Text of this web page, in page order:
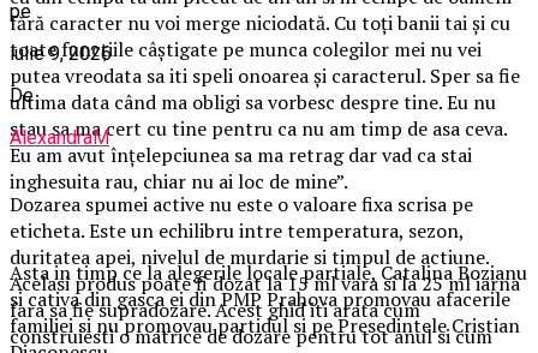
fără caracter nu voi merge niciodată. Cu toți banii tai și cu
toate funcțiile câștigate pe munca colegilor mei nu vei
putea vreodata sa iti speli onoarea și caracterul. Sper sa fie
ultima data când ma obligi sa vorbesc despre tine. Eu nu
stau sa ma cert cu tine pentru ca nu am timp de asa ceva.
Eu am avut înțelepciunea sa ma retrag dar vad ca stai
inghesuita rau, chiar nu ai loc de mine”.
Asta in timp ce la alegerile locale partiale, Catalina Bozianu
si cativa din gasca ei din PMP Prahova promovau afacerile
familiei si nu promovau partidul si pe Presedintele Cristian
pe
iulie 9, 2026
De
AlexandraM
Dozarea spumei active nu este o valoare fixa scrisa pe
eticheta. Este un echilibru intre temperatura, sezon,
duritatea apei, nivelul de murdarie si timpul de actiune.
Acelasi produs poate fi dozat la 15 ml vara si la 25 ml iarna
fara sa fie supradozare. Acest ghid iti arata cum
construiesti o matrice de dozare pentru tot anul si cum